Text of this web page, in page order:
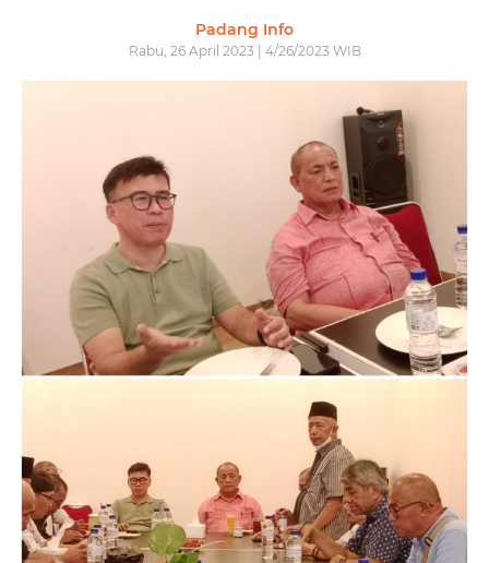
Padang Info
Rabu, 26 April 2023 | 4/26/2023 WIB